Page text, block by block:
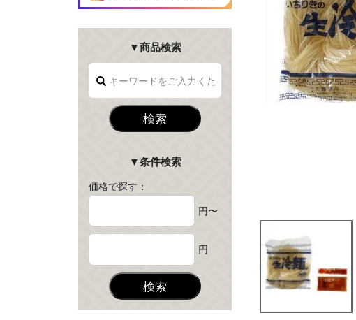
▼商品検索
検索
▼条件検索
価格で探す：
円〜
円
検索